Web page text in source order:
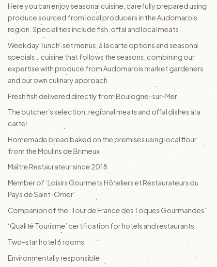
Here you can enjoy seasonal cuisine, carefully prepared using
produce sourced from local producers in the Audomarois
region. Specialities include fish, offal and local meats.
Weekday ‘lunch’ set menus, à la carte options and seasonal
specials… cuisine that follows the seasons, combining our
expertise with produce from Audomarois market gardeners
and our own culinary approach
Fresh fish delivered directly from Boulogne-sur-Mer
The butcher’s selection: regional meats and offal dishes à la
carte!
Homemade bread baked on the premises using local flour
from the Moulins de Brimeux
Maître Restaurateur since 2018
Member of ‘Loisirs Gourmets Hôteliers et Restaurateurs du
Pays de Saint-Omer’
Companion of the ‘Tour de France des Toques Gourmandes’
‘Qualité Tourisme’ certification for hotels and restaurants
Two-star hotel 6 rooms
Environmentally responsible